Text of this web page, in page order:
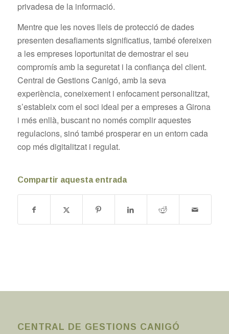
privadesa de la informació.
Mentre que les noves lleis de protecció de dades
presenten desafiaments significatius, també ofereixen
a les empreses loportunitat de demostrar el seu
compromís amb la seguretat i la confiança del client.
Central de Gestions Canigó, amb la seva
experiència, coneixement i enfocament personalitzat,
s’estableix com el soci ideal per a empreses a Girona
i més enllà, buscant no només complir aquestes
regulacions, sinó també prosperar en un entorn cada
cop més digitalitzat i regulat.
Compartir aquesta entrada
CENTRAL DE GESTIONS CANIGÓ